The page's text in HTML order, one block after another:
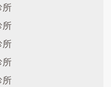
所
所
所
所
所